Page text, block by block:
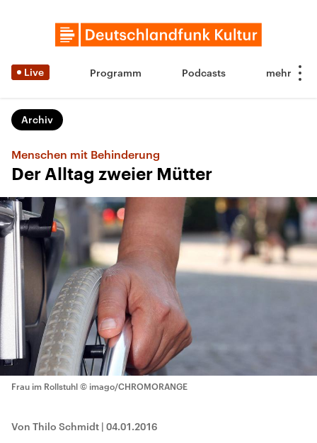
Live Programm Podcasts
Archiv
Menschen mit Behinderung
Der Alltag zweier Mütter
Frau im Rollstuhl © imago/CHROMORANGE
Von Thilo Schmidt | 04.01.2016